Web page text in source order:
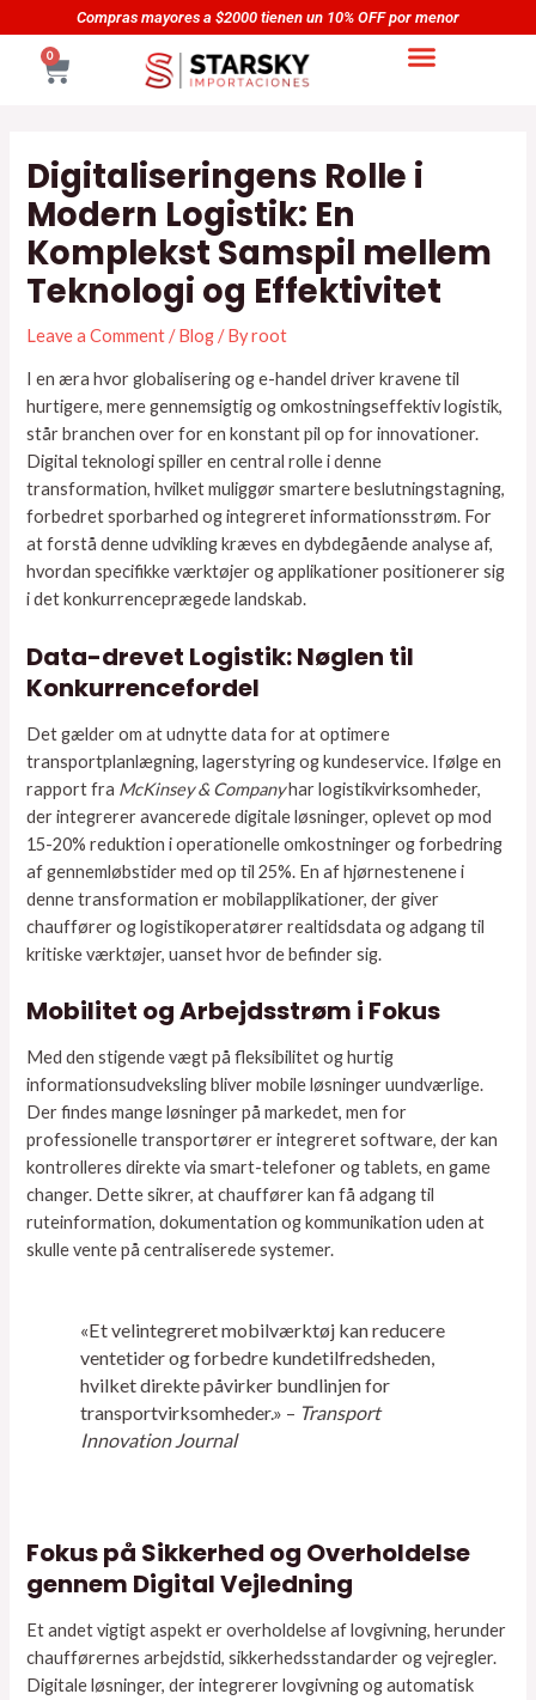
to
content
mayores a $2000 tienen un 10% OFF por menor
0
CART
Digitaliseringens Rolle i
Modern Logistik: En
Komplekst Samspil mellem
Teknologi og Effektivitet
Leave a Comment /Blog/ Byroot
I en æra hvor globalisering og e-handel driver kravene til
hurtigere, mere gennemsigtig og omkostningseffektiv logistik,
står branchen over for en konstant pil op for innovationer.
Digital teknologi spiller en central rolle i denne
transformation, hvilket muliggør smartere beslutningstagning,
forbedret sporbarhed og integreret informationsstrøm. For
at forstå denne udvikling kræves en dybdegående analyse af,
hvordan specifikke værktøjer og applikationer positionerer sig
i det konkurrenceprægede landskab.
Data-drevet Logistik: Nøglen til
Konkurrencefordel
Det gælder om at udnytte data for at optimere
transportplanlægning, lagerstyring og kundeservice. Ifølge en
rapport fra McKinsey & Companyhar logistikvirksomheder,
der integrerer avancerede digitale løsninger, oplevet op mod
15-20% reduktion i operationelle omkostninger og forbedring
af gennemløbstider med op til 25%. En af hjørnestenene i
denne transformation er mobilapplikationer, der giver
chauffører og logistikoperatører realtidsdata og adgang til
kritiske værktøjer, uanset hvor de befinder sig.
Mobilitet og Arbejdsstrøm i Fokus
Med den stigende vægt på fleksibilitet og hurtig
informationsudveksling bliver mobile løsninger uundværlige.
Der findes mange løsninger på markedet, men for
professionelle transportører er integreret software, der kan
kontrolleres direkte via smart-telefoner og tablets, en game
changer. Dette sikrer, at chauffører kan få adgang til
ruteinformation, dokumentation og kommunikation uden at
skulle vente på centraliserede systemer.
«Et velintegreret mobilværktøj kan reducere
ventetider og forbedre kundetilfredsheden,
hvilket direkte påvirker bundlinjen for
transportvirksomheder.» – Transport
Innovation Journal
Fokus på Sikkerhed og Overholdelse
gennem Digital Vejledning
Et andet vigtigt aspekt er overholdelse af lovgivning, herunder
chaufførernes arbejdstid, sikkerhedsstandarder og vejregler.
Digitale løsninger, der integrerer lovgivning og automatisk
Navegación
de
entradas